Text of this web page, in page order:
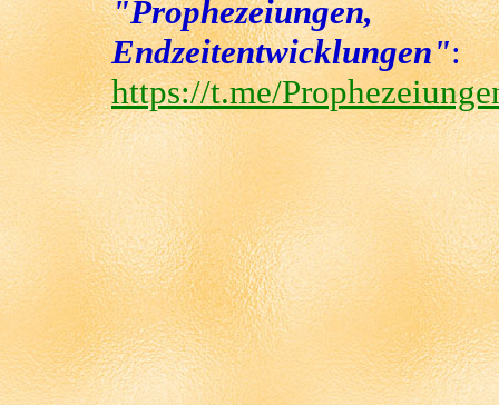
"Prophezeiungen,
Endzeitentwicklungen":
https://t.me/